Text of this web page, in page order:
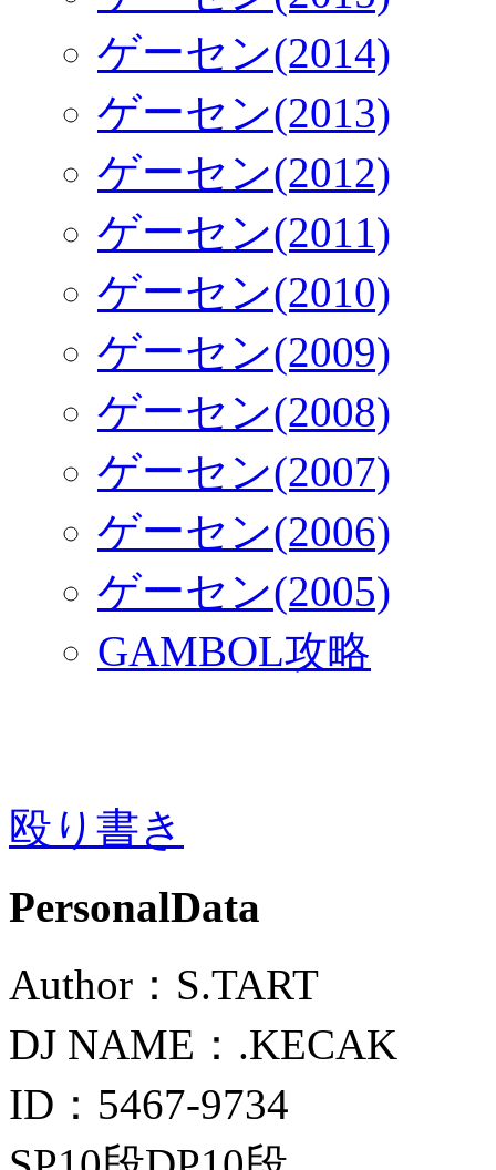
ゲーセン(2014)
ゲーセン(2013)
ゲーセン(2012)
ゲーセン(2011)
ゲーセン(2010)
ゲーセン(2009)
ゲーセン(2008)
ゲーセン(2007)
ゲーセン(2006)
ゲーセン(2005)
GAMBOL攻略
殴り書き
PersonalData
Author：S.TART
DJ NAME：.KECAK
ID：5467-9734